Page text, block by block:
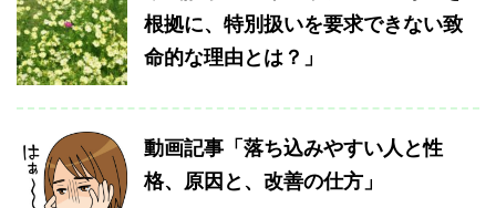
根拠に、特別扱いを要求できない致
命的な理由とは？」
動画記事「落ち込みやすい人と性
格、原因と、改善の仕方」